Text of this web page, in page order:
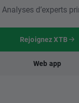
Analyses d’experts
Rejoignez XTB
Web app